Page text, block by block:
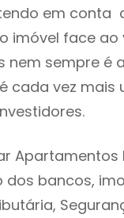
em conta
imóvel face ao
nem sempre é
cada vez mais
Apartamentos
dos bancos,